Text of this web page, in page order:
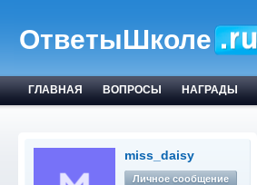
ОтветыШколе
ГЛАВНАЯ ВОПРОСЫ НАГРАДЫ
miss_daisy
Личное сообщение